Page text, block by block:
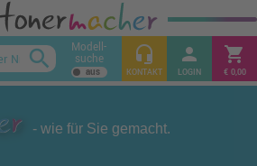
keyboard_arrow_up
search Modell-
suche headset_mic
KONTAKT
person
LOGIN
shopping_cart
€ 0,00
- wie für Sie gemacht.